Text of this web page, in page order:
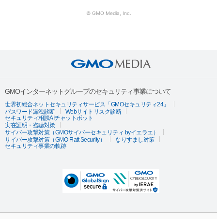
© GMO Media, Inc.
GMOインターネットグループのセキュリティ事業について
世界初総合ネットセキュリティサービス「GMOセキュリティ24」
パスワード漏洩診断
Webサイトリスク診断
セキュリティ相談AIチャットボット
実在証明・盗聴対策
サイバー攻撃対策（GMOサイバーセキュリティ byイエラエ）
サイバー攻撃対策（GMO Flatt Security）
なりすまし対策
セキュリティ事業の軌跡